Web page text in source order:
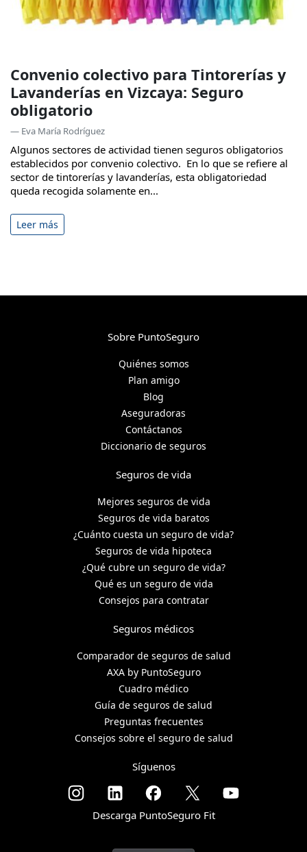
Convenio colectivo para Tintorerías y
Lavanderías en Vizcaya: Seguro
obligatorio
— Eva María Rodríguez
Algunos sectores de actividad tienen seguros obligatorios
establecidos por convenio colectivo. En lo que se refiere al
sector de tintorerías y lavanderías, esta obligatoriedad
queda recogida solamente en...
Leer más
Sobre PuntoSeguro
Quiénes somos
Plan amigo
Blog
Aseguradoras
Contáctanos
Diccionario de seguros
Seguros de vida
Mejores seguros de vida
Seguros de vida baratos
¿Cuánto cuesta un seguro de vida?
Seguros de vida hipoteca
¿Qué cubre un seguro de vida?
Qué es un seguro de vida
Consejos para contratar
Seguros médicos
Comparador de seguros de salud
AXA by PuntoSeguro
Cuadro médico
Guía de seguros de salud
Preguntas frecuentes
Consejos sobre el seguro de salud
Síguenos
Descarga PuntoSeguro Fit